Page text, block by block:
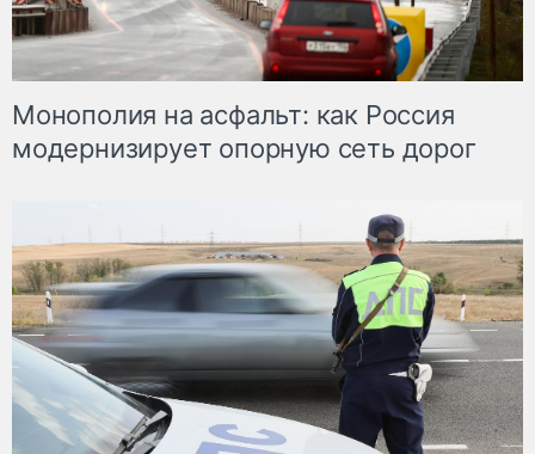
Монополия на асфальт: как Россия
модернизирует опорную сеть дорог